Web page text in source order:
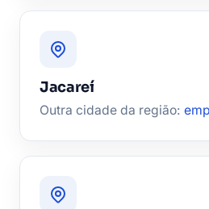
Jacareí
Outra cidade da região: